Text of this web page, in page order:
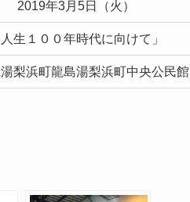
2019年3月5日（火）
人生１００年時代に向けて」
梨浜町龍島湯梨浜町中央公民館